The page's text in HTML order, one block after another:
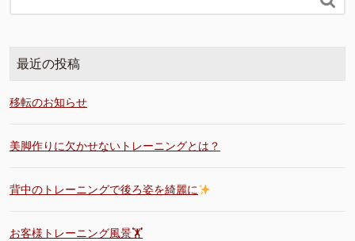
最近の投稿
移転のお知らせ
美脚作りに欠かせないトレーニングとは？
背中のトレーニングで後ろ姿を綺麗に
お客様トレーニング風景🏋️